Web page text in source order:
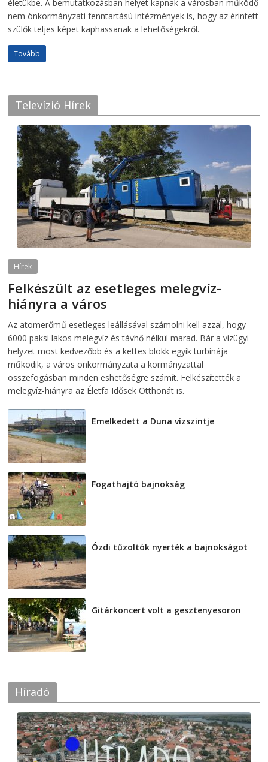
életükbe. A bemutatkozásban helyet kapnak a városban működő
nem önkormányzati fenntartású intézmények is, hogy az érintett
szülők teljes képet kaphassanak a lehetőségekről.
Tovább
Televízió Hírek
Hírek
Felkészült az esetleges melegvíz-
hiányra a város
Az atomerőmű esetleges leállásával számolni kell azzal, hogy
6000 paksi lakos melegvíz és távhő nélkül marad. Bár a vízügyi
helyzet most kedvezőbb és a kettes blokk egyik turbinája
működik, a város önkormányzata a kormányzattal
összefogásban minden eshetőségre számít. Felkészítették a
melegvíz-hiányra az Életfa Idősek Otthonát is.
Emelkedett a Duna vízszintje
Fogathajtó bajnokság
Ózdi tűzoltók nyerték a bajnokságot
Gitárkoncert volt a gesztenyesoron
Híradó